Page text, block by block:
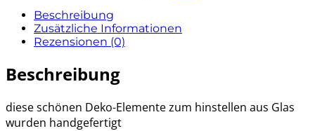
Beschreibung
Zusätzliche Informationen
Rezensionen (0)
Beschreibung
diese schönen Deko-Elemente zum hinstellen aus Glas
wurden handgefertigt